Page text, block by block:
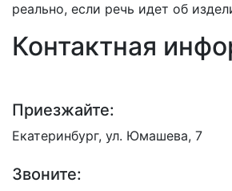
реально, если речь идет об
Контактная
Приезжайте:
Екатеринбург, ул. Юмашева, 7
Звоните: